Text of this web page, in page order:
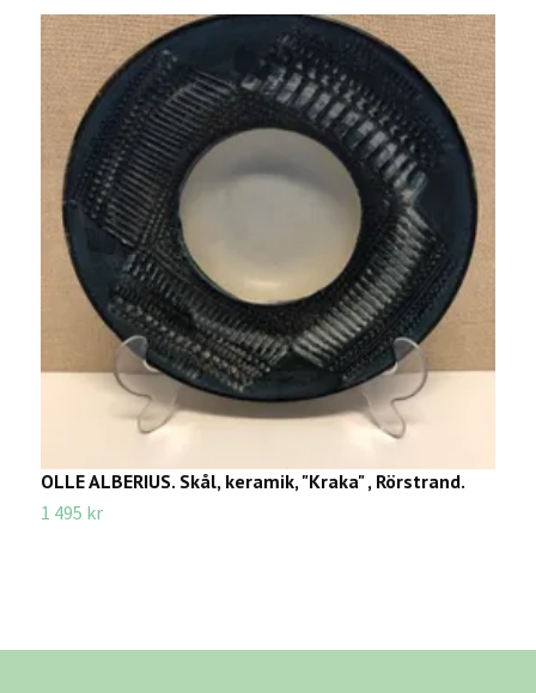
OLLE ALBERIUS. Skål, keramik, "Kraka" , Rörstrand.
1 495 kr